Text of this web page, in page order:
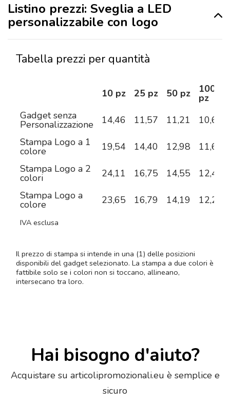
Listino prezzi: Sveglia a LED
personalizzabile con logo
Tabella prezzi per quantità
10 pz 25 pz 50 pz 100
pz
Gadget senza
Personalizzazione 14,46 11,57 11,21
10,63
Stampa Logo a 1
colore 19,54 14,40 12,98
11,62
Stampa Logo a 2
colori 24,11 16,75 14,55
12,40
Stampa Logo a
colore 23,65 16,79 14,19 12,28
IVA esclusa
Il prezzo di stampa si intende in una (1) delle posizioni
disponibili del gadget selezionato. La stampa a due colori è
fattibile solo se i colori non si toccano, allineano,
intersecano tra loro.
Hai bisogno d'aiuto?
Acquistare su articolipromozionali.eu è semplice e
sicuro